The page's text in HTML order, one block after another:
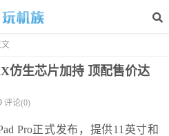
仿生芯片加持 顶配售价达
评论(0)
Pro正式发布，提供11英寸和